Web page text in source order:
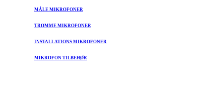
MÅLE MIKROFONER
TROMME MIKROFONER
INSTALLATIONS MIKROFONER
MIKROFON TILBEHØR